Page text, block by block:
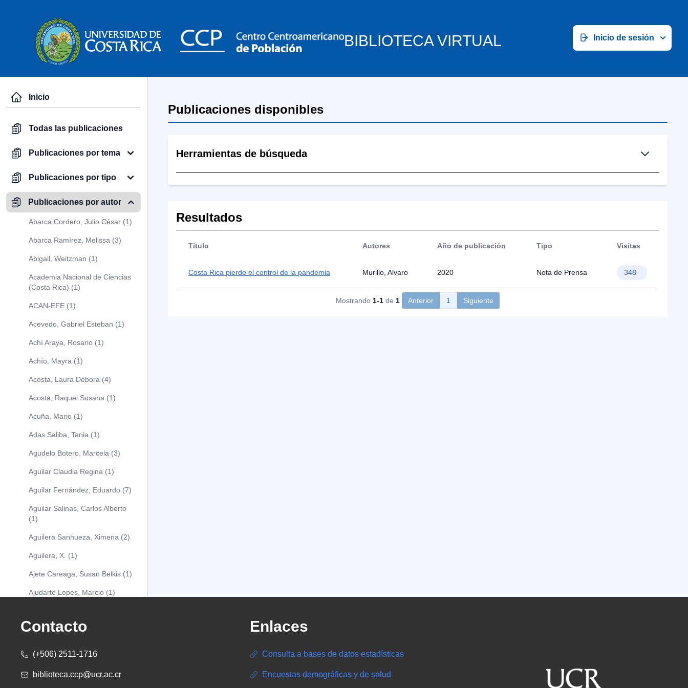
BIBLIOTECA VIRTUAL Inicio de sesión
Inicio
Todas las publicaciones
Publicaciones por tema
Publicaciones por tipo
Publicaciones por autor
Abarca Cordero, Julio César (1)
Abarca Ramírez, Melissa (3)
Abigail, Weitzman (1)
Academia Nacional de Ciencias
(Costa Rica) (1)
ACAN-EFE (1)
Acevedo, Gabriel Esteban (1)
Achí Araya, Rosario (1)
Achío, Mayra (1)
Acosta, Laura Débora (4)
Acosta, Raquel Susana (1)
Acuña, Mario (1)
Adas Saliba, Tania (1)
Agudelo Botero, Marcela (3)
Aguilar Claudia Regina (1)
Aguilar Fernández, Eduardo (7)
Aguilar Salinas, Carlos Alberto
(1)
Aguilera Sanhueza, Ximena (2)
Aguilera, X. (1)
Ajete Careaga, Susan Belkis (1)
Ajudarte Lopes, Marcio (1)
(1)
Albareda Tiana (1)
Alcócer Alfaro, Diana (1)
Publicaciones disponibles
Herramientas de búsqueda
Resultados
Título Autores Año de publicación Tipo Visitas
Costa Rica pierde el control de la pandemia Murillo, Alvaro 2020 Nota de Prensa 348
Mostrando 1-1 de 1 Anterior 1 Siguiente
Contacto
(+506) 2511-1716
biblioteca.ccp@ucr.ac.cr
Enlaces
Consulta a bases de datos estadísticas
Encuestas demográficas y de salud